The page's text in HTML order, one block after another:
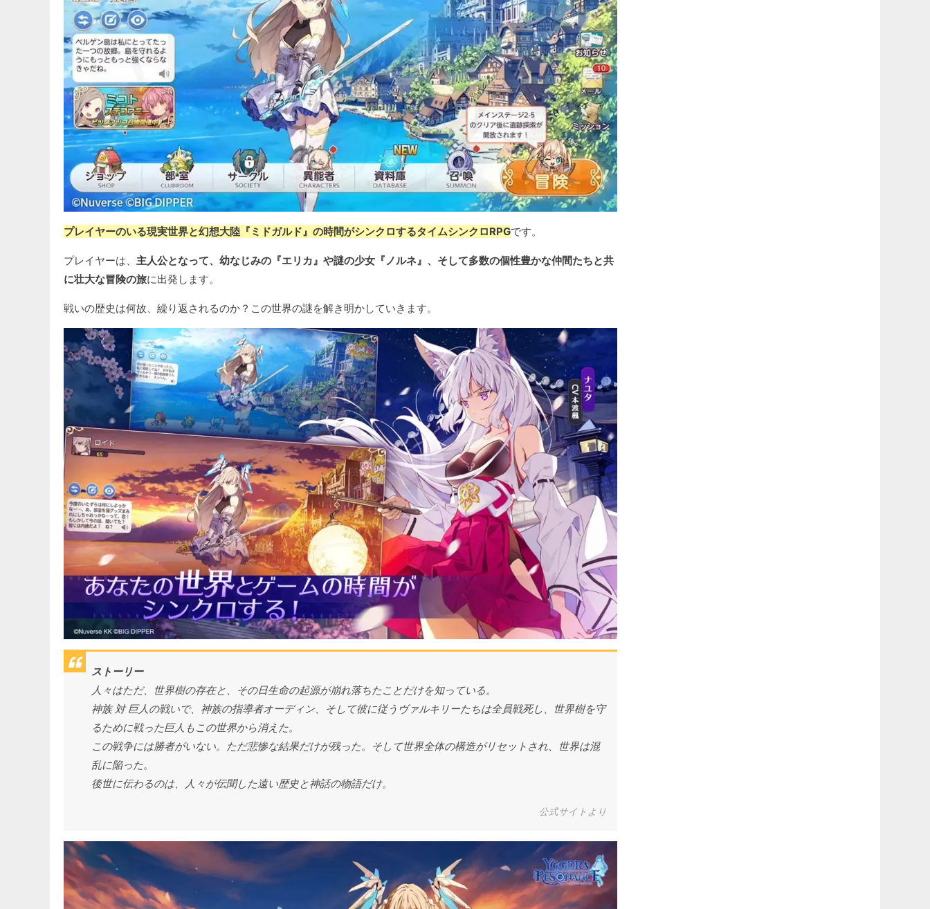
プレイヤーのいる現実世界と幻想大陸『ミドガルド』の時間がシンクロするタイムシンクロRPGです。
プレイヤーは、 主人公となって、幼なじみの『エリカ』や謎の少女『ノルネ』、そして多数の個性豊かな仲間たちと共
に壮大な冒険の旅に出発します。
戦いの歴史は何故、繰り返されるのか？この世界の謎を解き明かしていきます。
ストーリー
人々はただ、世界樹の存在と、その日生命の起源が崩れ落ちたことだけを知っている。
神族 対 巨人の戦いで、神族の指導者オーディン、そして彼に従うヴァルキリーたちは全員戦死し、世界樹を守
るために戦った巨人もこの世界から消えた。
この戦争には勝者がいない。ただ悲惨な結果だけが残った。そして世界全体の構造がリセットされ、世界は混
乱に陥った。
後世に伝わるのは、人々が伝聞した遠い歴史と神話の物語だけ。
公式サイトより